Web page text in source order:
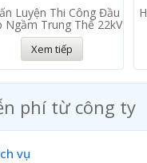
Luyện Thi Công Đầu
Ngầm Trung Thế 22kV
Xem tiếp
phí từ công ty
vụ